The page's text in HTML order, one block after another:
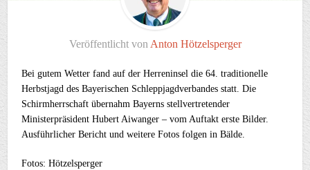
Veröffentlicht von Anton Hötzelsperger
Bei gutem Wetter fand auf der Herreninsel die 64. traditionelle
Herbstjagd des Bayerischen Schleppjagdverbandes statt. Die
Schirmherrschaft übernahm Bayerns stellvertretender
Ministerpräsident Hubert Aiwanger – vom Auftakt erste Bilder.
Ausführlicher Bericht und weitere Fotos folgen in Bälde.
Fotos: Hötzelsperger